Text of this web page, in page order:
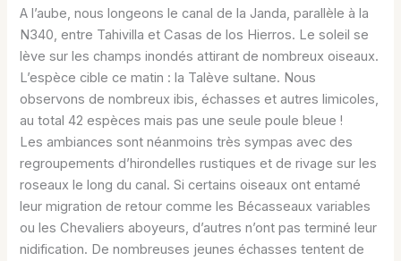
A l’aube, nous longeons le canal de la Janda, parallèle à la
N340, entre Tahivilla et Casas de los Hierros. Le soleil se
lève sur les champs inondés attirant de nombreux oiseaux.
L’espèce cible ce matin : la Talève sultane. Nous
observons de nombreux ibis, échasses et autres limicoles,
au total 42 espèces mais pas une seule poule bleue !
Les ambiances sont néanmoins très sympas avec des
regroupements d’hirondelles rustiques et de rivage sur les
roseaux le long du canal. Si certains oiseaux ont entamé
leur migration de retour comme les Bécasseaux variables
ou les Chevaliers aboyeurs, d’autres n’ont pas terminé leur
nidification. De nombreuses jeunes échasses tentent de